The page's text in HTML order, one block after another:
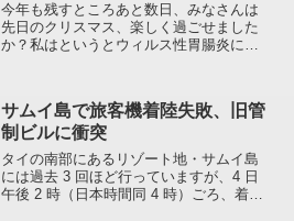
今年も残すところあと数日、みなさんは
先日のクリスマス、楽しく過ごせました
か？私はというとウィルス性胃腸炎にな
が、たぶん、23 日にデパートで買ったい
くつかの惣菜のどれか...
サムイ島で旅客機着陸失敗、旧管
制ビルに衝突
タイの南部にあるリゾート地・サムイ島
には過去 3 回ほど行っていますが、4 日
午後 2 時（日本時間同 4 時）ごろ、着陸